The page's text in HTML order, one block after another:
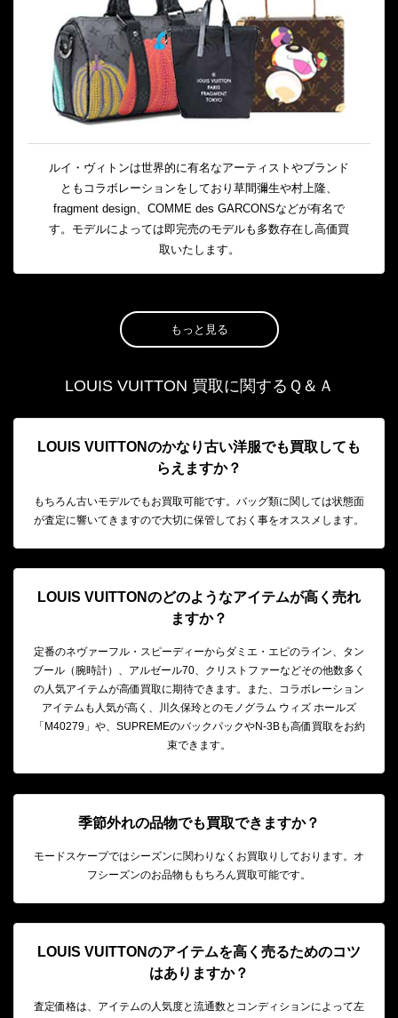
ルイ・ヴィトンは世界的に有名なアーティストやブランド
ともコラボレーションをしており草間彌生や村上隆、
fragment design、COMME des GARCONSなどが有名で
す。モデルによっては即完売のモデルも多数存在し高価買
取いたします。
もっと見る
LOUIS VUITTON 買取に関するＱ＆Ａ
LOUIS VUITTONのかなり古い洋服でも買取しても
らえますか？
もちろん古いモデルでもお買取可能です。バッグ類に関しては状態面
が査定に響いてきますので大切に保管しておく事をオススメします。
LOUIS VUITTONのどのようなアイテムが高く売れ
ますか？
定番のネヴァーフル・スピーディーからダミエ・エピのライン、タン
ブール（腕時計）、アルゼール70、クリストファーなどその他数多く
の人気アイテムが高価買取に期待できます。また、コラボレーション
アイテムも人気が高く、川久保玲とのモノグラム ウィズ ホールズ
「M40279」や、SUPREMEのバックパックやN-3Bも高価買取をお約
束できます。
季節外れの品物でも買取できますか？
モードスケープではシーズンに関わりなくお買取りしております。オ
フシーズンのお品物ももちろん買取可能です。
LOUIS VUITTONのアイテムを高く売るためのコツ
はありますか？
査定価格は、アイテムの人気度と流通数とコンディションによって左